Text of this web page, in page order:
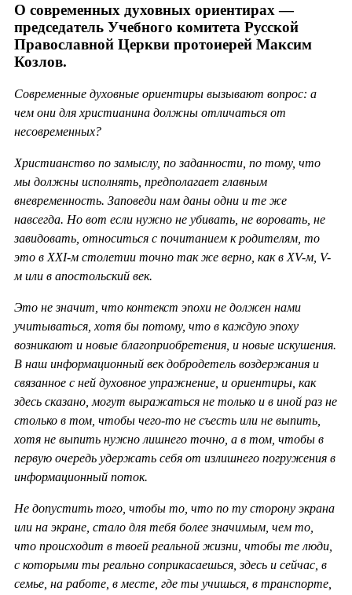
О современных духовных ориентирах —
председатель Учебного комитета Русской
Православной Церкви протоиерей Максим
Козлов.
Современные духовные ориентиры вызывают вопрос: а
чем они для христианина должны отличаться от
несовременных?
Христианство по замыслу, по заданности, по тому, что
мы должны исполнять, предполагает главным
вневременность. Заповеди нам даны одни и те же
навсегда. Но вот если нужно не убивать, не воровать, не
завидовать, относиться с почитанием к родителям, то
это в ХХI-м столетии точно так же верно, как вXV-м, V-
м или в апостольский век.
Это не значит, что контекст эпохи не должен нами
учитываться, хотя бы потому, что в каждую эпоху
возникают и новые благоприобретения, и новые искушения.
В наш информационный век добродетель воздержания и
связанное с ней духовное упражнение, и ориентиры, как
здесь сказано, могут выражаться не только и в иной раз не
столько в том, чтобы чего-то не съесть или не выпить,
хотя не выпить нужно лишнего точно, а в том, чтобы в
первую очередь удержать себя от излишнего погружения в
информационный поток.
Не допустить того, чтобы то, что по ту сторону экрана
или на экране, стало для тебя более значимым, чем то,
что происходит в твоей реальной жизни, чтобы те люди,
с которыми ты реально соприкасаешься, здесь и сейчас, в
семье, на работе, в месте, где ты учишься, в транспорте,